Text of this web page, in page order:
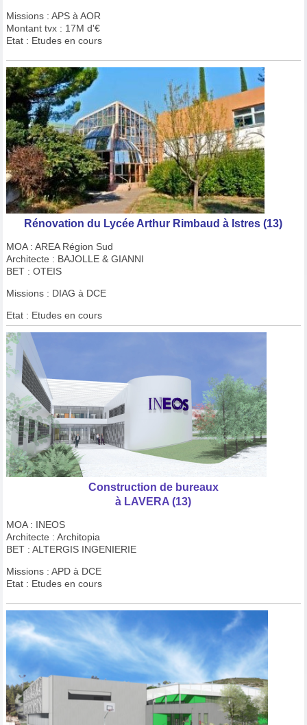
Missions : APS à AOR
Montant tvx : 17M d'€
Etat : Etudes en cours
Rénovation du Lycée Arthur Rimbaud à Istres (13)
MOA : AREA Région Sud
Architecte : BAJOLLE & GIANNI
BET : OTEIS
Missions : DIAG à DCE
Etat : Etudes en cours
Construction de bureaux
à LAVERA (13)
MOA : INEOS
Architecte : Architopia
BET : ALTERGIS INGENIERIE
Missions : APD à DCE
Etat : Etudes en cours